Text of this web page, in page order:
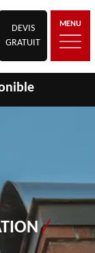
DEVIS
GRATUIT
MENU
/